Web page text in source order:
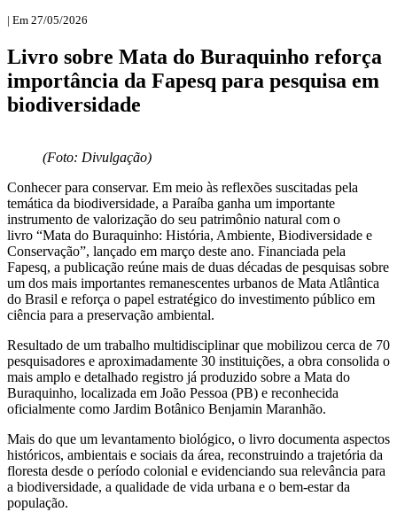
| Em 27/05/2026
Livro sobre Mata do Buraquinho reforça
importância da Fapesq para pesquisa em
biodiversidade
(Foto: Divulgação)
Conhecer para conservar. Em meio às reflexões suscitadas pela
temática da biodiversidade, a Paraíba ganha um importante
instrumento de valorização do seu patrimônio natural com o
livro “Mata do Buraquinho: História, Ambiente, Biodiversidade e
Conservação”, lançado em março deste ano. Financiada pela
Fapesq, a publicação reúne mais de duas décadas de pesquisas sobre
um dos mais importantes remanescentes urbanos de Mata Atlântica
do Brasil e reforça o papel estratégico do investimento público em
ciência para a preservação ambiental.
Resultado de um trabalho multidisciplinar que mobilizou cerca de 70
pesquisadores e aproximadamente 30 instituições, a obra consolida o
mais amplo e detalhado registro já produzido sobre a Mata do
Buraquinho, localizada em João Pessoa (PB) e reconhecida
oficialmente como Jardim Botânico Benjamin Maranhão.
Mais do que um levantamento biológico, o livro documenta aspectos
históricos, ambientais e sociais da área, reconstruindo a trajetória da
floresta desde o período colonial e evidenciando sua relevância para
a biodiversidade, a qualidade de vida urbana e o bem-estar da
população.